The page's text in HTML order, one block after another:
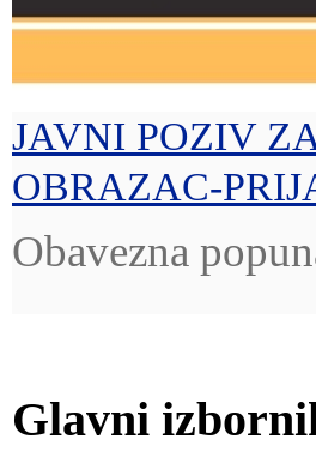
JAVNI POZIV
OBRAZAC-
Obavezna
Glavni